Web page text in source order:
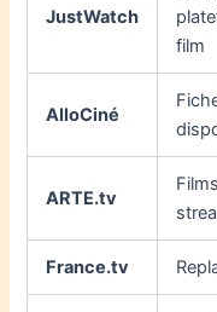
JustWatch
film
AlloCiné
ARTE.tv
France.tv